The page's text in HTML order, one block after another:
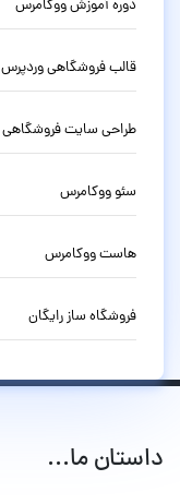
دوره آموزش ووکامرس
قالب فروشگاهی وردپرس
طراحی سایت فروشگاهی
سئو ووکامرس
هاست ووکامرس
فروشگاه ساز رایگان
داستان ما...